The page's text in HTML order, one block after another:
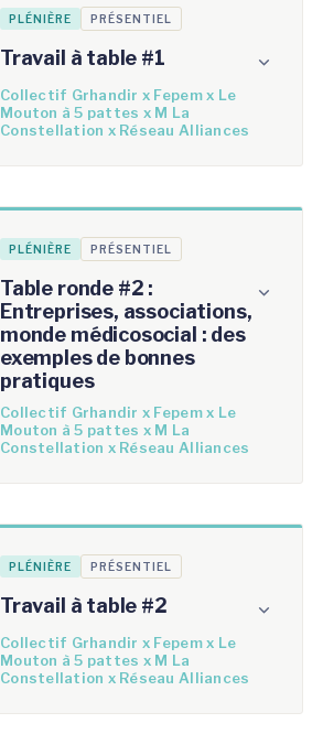
PLÉNIÈRE PRÉSENTIEL
Travail à table #1
Collectif Grhandir x Fepem x Le
Mouton à 5 pattes x M La
Constellation x Réseau Alliances
PLÉNIÈRE PRÉSENTIEL
Table ronde #2 :
Entreprises, associations,
monde médicosocial : des
exemples de bonnes
pratiques
Collectif Grhandir x Fepem x Le
Mouton à 5 pattes x M La
Constellation x Réseau Alliances
PLÉNIÈRE PRÉSENTIEL
Travail à table #2
Collectif Grhandir x Fepem x Le
Mouton à 5 pattes x M La
Constellation x Réseau Alliances